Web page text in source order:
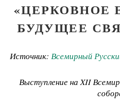
«ЦЕРКОВНОЕ
БУДУЩЕЕ
Источник: Всемирный
Выступление на XII